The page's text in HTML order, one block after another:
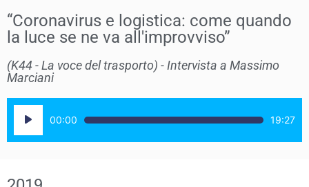
“Coronavirus e logistica: come quando
la luce se ne va all'improvviso”​
(K44 - La voce del trasporto) - Intervista a Massimo
Marciani
Player
00:00 19:27